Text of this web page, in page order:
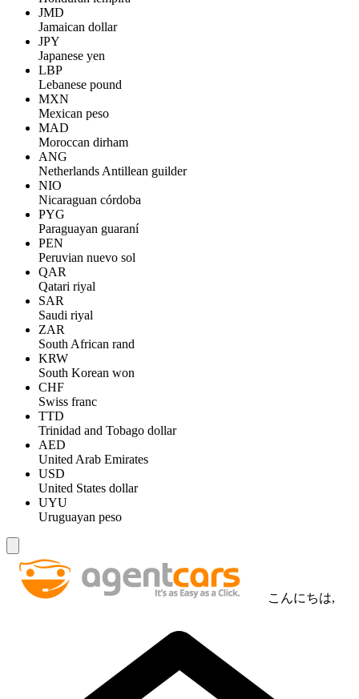
JMD
Jamaican dollar
JPY
Japanese yen
LBP
Lebanese pound
MXN
Mexican peso
MAD
Moroccan dirham
ANG
Netherlands Antillean guilder
NIO
Nicaraguan córdoba
PYG
Paraguayan guaraní
PEN
Peruvian nuevo sol
QAR
Qatari riyal
SAR
Saudi riyal
ZAR
South African rand
KRW
South Korean won
CHF
Swiss franc
TTD
Trinidad and Tobago dollar
AED
United Arab Emirates
USD
United States dollar
UYU
Uruguayan peso
こんにちは,